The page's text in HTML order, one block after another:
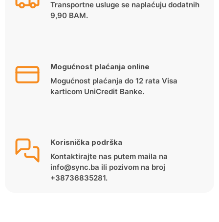
Transportne usluge se naplaćuju dodatnih
9,90 BAM.
Mogućnost plaćanja online
Mogućnost plaćanja do 12 rata Visa
karticom UniCredit Banke.
Korisnička podrška
Kontaktirajte nas putem maila na
info@sync.ba ili pozivom na broj
+38736835281.